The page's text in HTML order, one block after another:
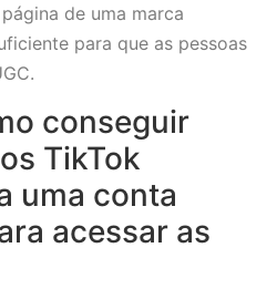
de uma marca
para que as pessoas
conseguir
TikTok
uma conta
acessar as